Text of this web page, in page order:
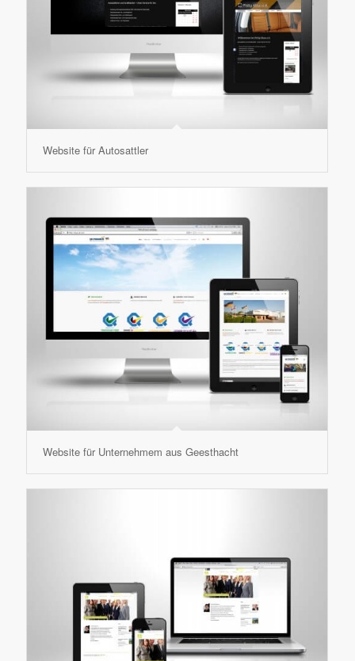
Website für Autosattler
Website für Unternehmem aus Geesthacht